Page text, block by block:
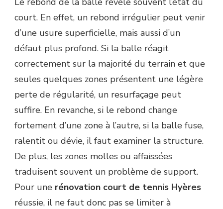
court. En effet, un rebond irrégulier peut venir
d’une usure superficielle, mais aussi d’un
défaut plus profond. Si la balle réagit
correctement sur la majorité du terrain et que
seules quelques zones présentent une légère
perte de régularité, un resurfaçage peut
suffire. En revanche, si le rebond change
fortement d’une zone à l’autre, si la balle fuse,
ralentit ou dévie, il faut examiner la structure.
De plus, les zones molles ou affaissées
traduisent souvent un problème de support.
Pour une rénovation court de tennis Hyères
réussie, il ne faut donc pas se limiter à